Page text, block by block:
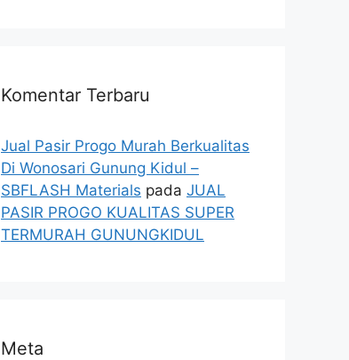
Komentar Terbaru
Jual Pasir Progo Murah Berkualitas
Di Wonosari Gunung Kidul –
SBFLASH Materials pada JUAL
PASIR PROGO KUALITAS SUPER
TERMURAH GUNUNGKIDUL
Meta